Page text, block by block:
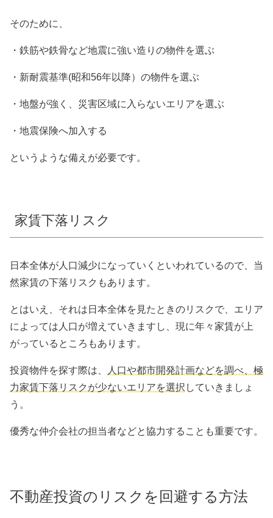
そのために、
・鉄筋や鉄骨など地震に強い造りの物件を選ぶ
・新耐震基準(昭和56年以降）の物件を選ぶ
・地盤が強く、災害区域に入らないエリアを選ぶ
・地震保険へ加入する
というような備えが必要です。
家賃下落リスク
日本全体が人口減少になっていくといわれているので、当
然家賃の下落リスクもあります。
とはいえ、それは日本全体を見たときのリスクで、エリア
によっては人口が増えていきますし、現に年々家賃が上
がっているところもあります。
投資物件を探す際は、
人口や都市開発計画などを調べ、極
力家賃下落リスクが少ないエリアを選択 していきましょ
う。
優秀な仲介会社の担当者などと協力することも重要です。
不動産投資のリスクを回避する方法